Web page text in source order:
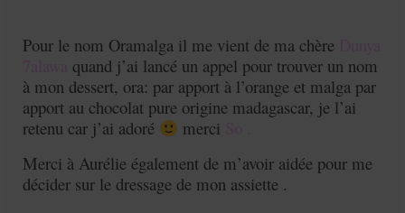
Pour le nom Oramalga il me vient de ma chère
quand j’ai lancé un appel pour trouver un nom
à mon dessert, ora: par apport à l’orange et malga par
apport au chocolat pure origine madagascar, je l’ai
retenu car j’ai adoré
merci
Merci à Aurélie également de m’avoir aidée pour me
décider sur le dressage de mon assiette .